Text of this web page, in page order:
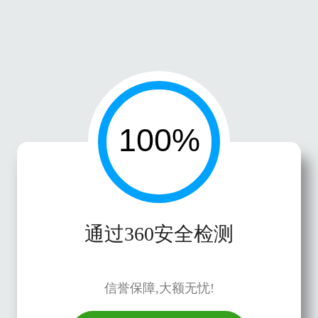
通过360安全检测
信誉保障,大额无忧!